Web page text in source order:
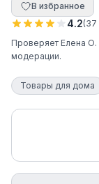
В избранное
4.2(37
Проверяет Елена О.
модерации.
Товары для дома